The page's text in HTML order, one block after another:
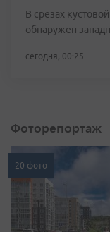
В срезах
обнаружен
сегодня, 00:25
Фоторепортаж
20 фото